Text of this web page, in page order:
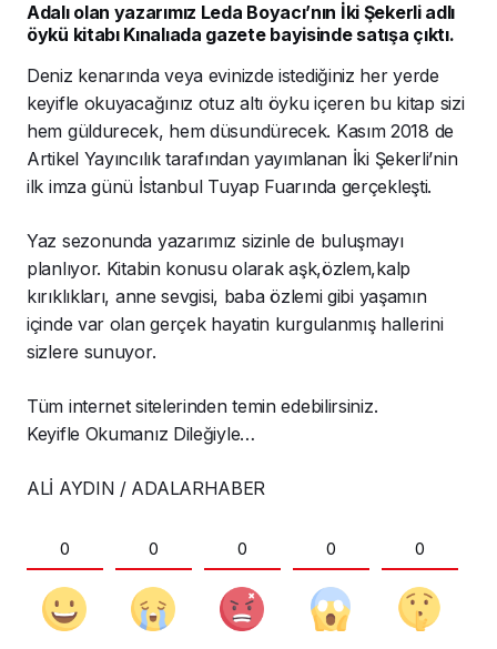
Adalı olan yazarımız Leda Boyacı’nın İki Şekerli adlı
öykü kitabı Kınalıada gazete bayisinde satışa çıktı.
Deniz kenarında veya evinizde istediğiniz her yerde
keyifle okuyacağınız otuz altı öyku içeren bu kitap sizi
hem güldurecek, hem düsundürecek. Kasım 2018 de
Artikel Yayıncılık tarafından yayımlanan İki Şekerli’nin
ilk imza günü İstanbul Tuyap Fuarında gerçekleşti.
Yaz sezonunda yazarımız sizinle de buluşmayı
planlıyor. Kitabin konusu olarak aşk,özlem,kalp
kırıklıkları, anne sevgisi, baba özlemi gibi yaşamın
içinde var olan gerçek hayatin kurgulanmış hallerini
sizlere sunuyor.
Tüm internet sitelerinden temin edebilirsiniz.
Keyifle Okumanız Dileğiyle…
ALİ AYDIN / ADALARHABER
0 0 0 0 0